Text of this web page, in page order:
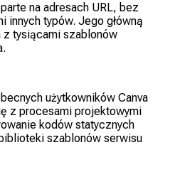
na adresach URL, bez
innych typów. Jego główną
z tysiącami szablonów
użytkowników Canva
z procesami projektowymi
kodów statycznych
szablonów serwisu